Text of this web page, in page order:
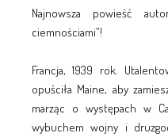
Najnowsza powieść
ciemnościami”!
Francja, 1939 rok.
opuściła Maine, aby
marząc o występach w
wybuchem wojny i